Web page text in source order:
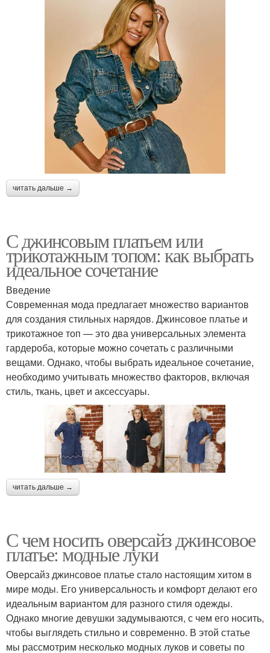
читать дальше →
С джинсовым платьем или
трикотажным топом: как выбрать
идеальное сочетание
Введение
Современная мода предлагает множество вариантов
для создания стильных нарядов. Джинсовое платье и
трикотажное топ — это два универсальных элемента
гардероба, которые можно сочетать с различными
вещами. Однако, чтобы выбрать идеальное сочетание,
необходимо учитывать множество факторов, включая
стиль, ткань, цвет и аксессуары.
читать дальше →
С чем носить оверсайз джинсовое
платье: модные луки
Оверсайз джинсовое платье стало настоящим хитом в
мире моды. Его универсальность и комфорт делают его
идеальным вариантом для разного стиля одежды.
Однако многие девушки задумываются, с чем его носить,
чтобы выглядеть стильно и современно. В этой статье
мы рассмотрим несколько модных луков и советы по